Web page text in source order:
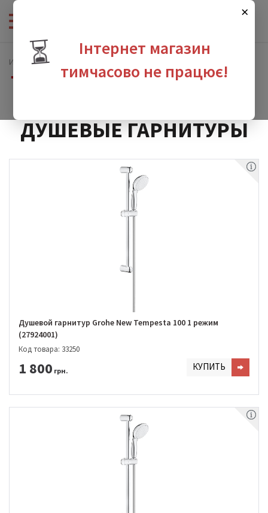
×
⏳
Інтернет магазин
тимчасово не працює!
Интернет-магазин сантехники
Душевые гарнитуры
ДУШЕВЫЕ ГАРНИТУРЫ
Душевой гарнитур Grohe New Tempesta 100 1 режим
(27924001)
Код товара: 33250
1 800 грн. КУПИТЬ